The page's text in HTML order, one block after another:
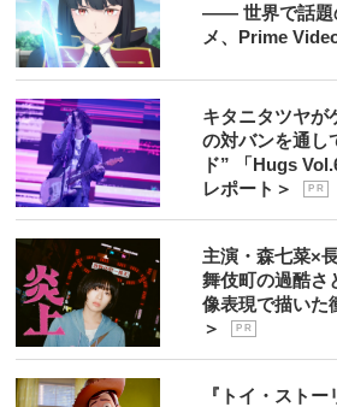
―― 世界で話題
メ、Prime
キタニタツヤが
の対バンを通し
ド” 「Hugs
レポート＞
P R
主演・森七菜×
舞伎町の過酷さ
像表現で描いた
＞
P R
『トイ・スト